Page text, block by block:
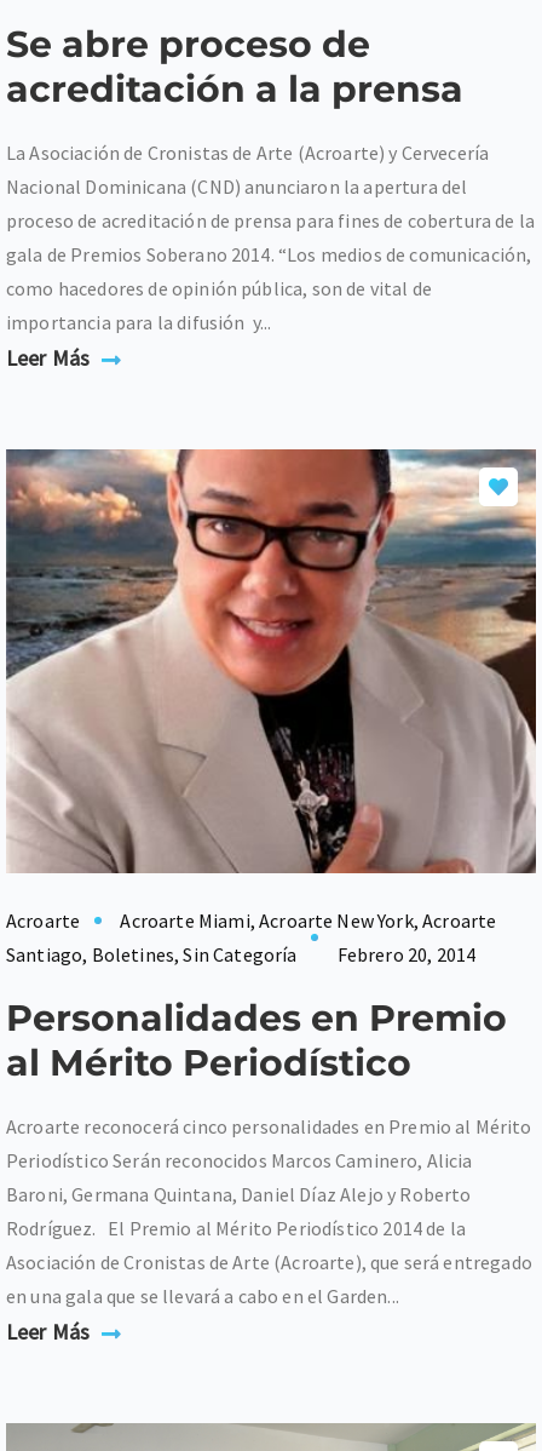
Se abre proceso de
acreditación a la prensa
La Asociación de Cronistas de Arte (Acroarte) y Cervecería
Nacional Dominicana (CND) anunciaron la apertura del
proceso de acreditación de prensa para fines de cobertura de la
gala de Premios Soberano 2014. “Los medios de comunicación,
como hacedores de opinión pública, son de vital de
importancia para la difusión y...
Leer Más
Acroarte Acroarte Miami,Acroarte New York,Acroarte
Santiago, Boletines,Sin Categoría Febrero 20, 2014
Personalidades en Premio
al Mérito Periodístico
Acroarte reconocerá cinco personalidades en Premio al Mérito
Periodístico Serán reconocidos Marcos Caminero, Alicia
Baroni, Germana Quintana, Daniel Díaz Alejo y Roberto
Rodríguez. El Premio al Mérito Periodístico 2014 de la
Asociación de Cronistas de Arte (Acroarte), que será entregado
en una gala que se llevará a cabo en el Garden...
Leer Más